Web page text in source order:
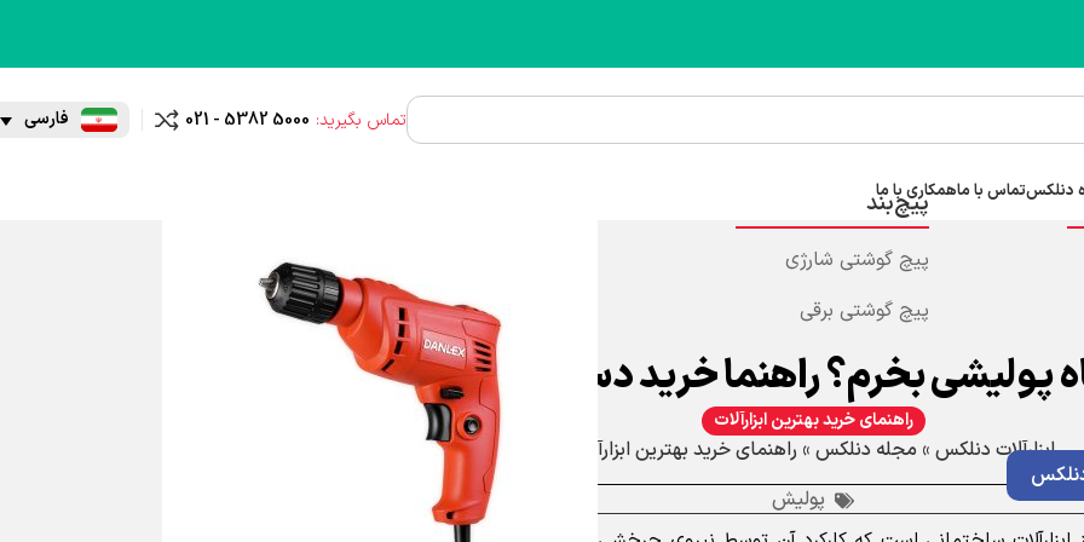
تماس بگیرید: 021 - 5382 5000 مقایسه فارسی
پیچ‌بند
پیچ گوشتی شارژی
پیچ گوشتی برقی
دنلکستماس با ما همکاری با ما
پولیشی بخرم؟ راهنما خرید دستگاه پولیش
راهنمای خرید بهترین ابزارآلات
ابزارآلات دنلکس» مجله دنلکس» راهنمای خرید بهترین ابزارآلات
پولیش